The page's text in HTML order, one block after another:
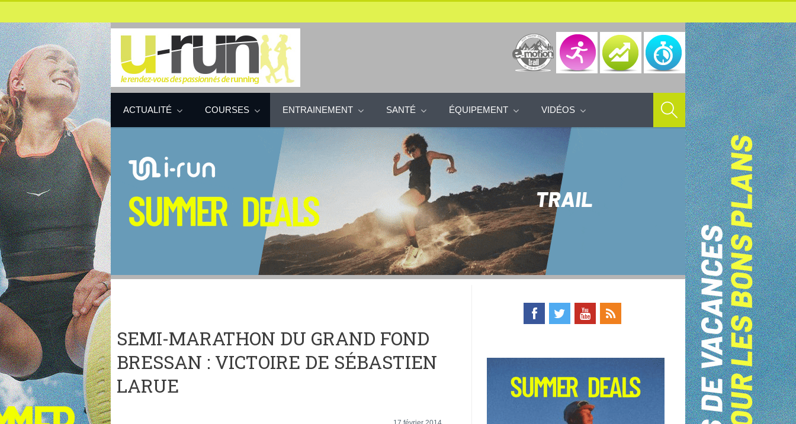
ACTUALITÉ COURSES ENTRAINEMENT SANTÉ ÉQUIPEMENT VIDÉOS
SEMI-MARATHON DU GRAND FOND
BRESSAN : VICTOIRE DE SÉBASTIEN
LARUE